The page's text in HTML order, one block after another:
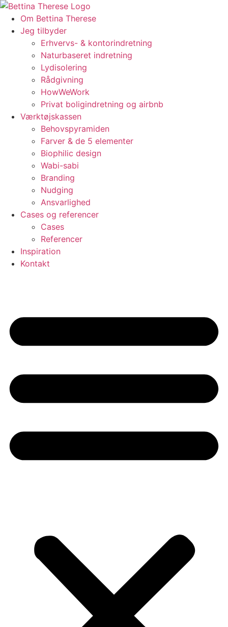
Videre
indhold
Om Bettina Therese
Jeg tilbyder
Erhvervs- & kontorindretning
Naturbaseret indretning
Lydisolering
Rådgivning
HowWeWork
Privat boligindretning og airbnb
Værktøjskassen
Behovspyramiden
Farver & de 5 elementer
Biophilic design
Wabi-sabi
Branding
Nudging
Ansvarlighed
Cases og referencer
Cases
Referencer
Inspiration
Kontakt